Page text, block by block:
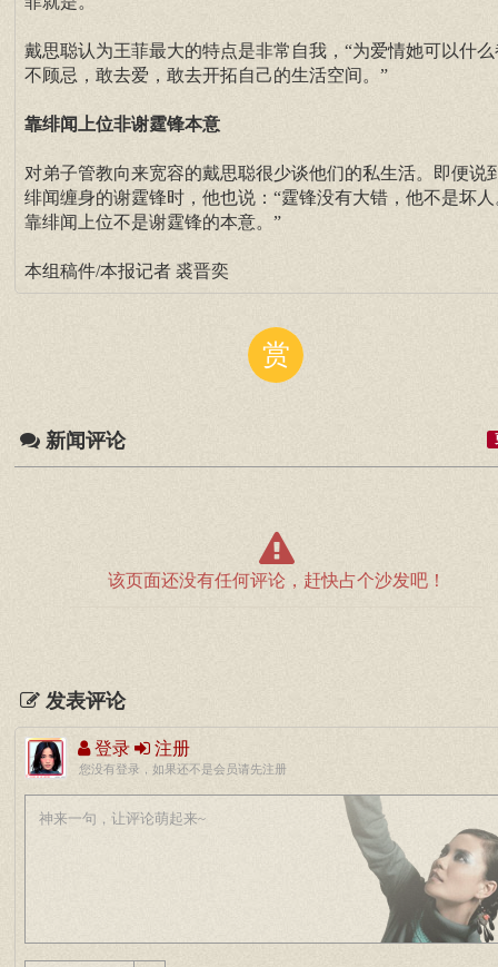
戴思聪认为王菲最大的特点是非常自我，“为爱情她可以什么
不顾忌，敢去爱，敢去开拓自己的生活空间。”
靠绯闻上位非谢霆锋本意
对弟子管教向来宽容的戴思聪很少谈他们的私生活。即便说
绯闻缠身的谢霆锋时，他也说：“霆锋没有大错，他不是坏人
靠绯闻上位不是谢霆锋的本意。”
本组稿件/本报记者 裘晋奕
赏
新闻评论
该页面还没有任何评论，赶快占个沙发吧！
发表评论
登录 注册
您没有登录，如果还不是会员请先注册